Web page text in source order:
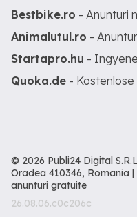
Bestbike.ro - Anunturi
Animalutul.ro -
Startapro.hu -
Quoka.de - Kostenlose
© 2026 Publi24 Digital
Oradea 410346, Romania
anunturi gratuite
26.08.06.c0c206c